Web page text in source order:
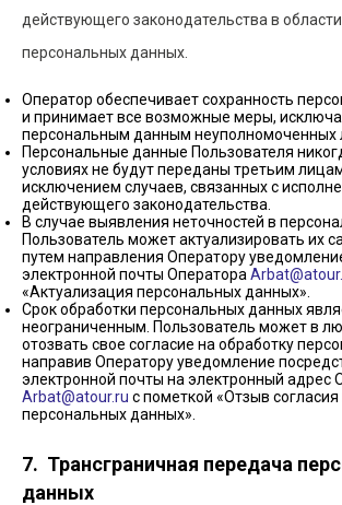
действующего законодательства в
персональных данных.
Оператор обеспечивает сохранность
и принимает все возможные меры,
персональным данным неуполномоченных
Персональные данные Пользователя
условиях не будут переданы третьим
исключением случаев, связанных с
действующего законодательства.
В случае выявления неточностей в
Пользователь может актуализировать их
путем направления Оператору
электронной почты Оператора
«Актуализация персональных данных».
Срок обработки персональных данных
неограниченным. Пользователь может в
отозвать свое согласие на обработку
направив Оператору уведомление
электронной почты на электронный адрес
Arbat@atour.ru с пометкой «Отзыв
персональных данных».
7. Трансграничная передача
данных